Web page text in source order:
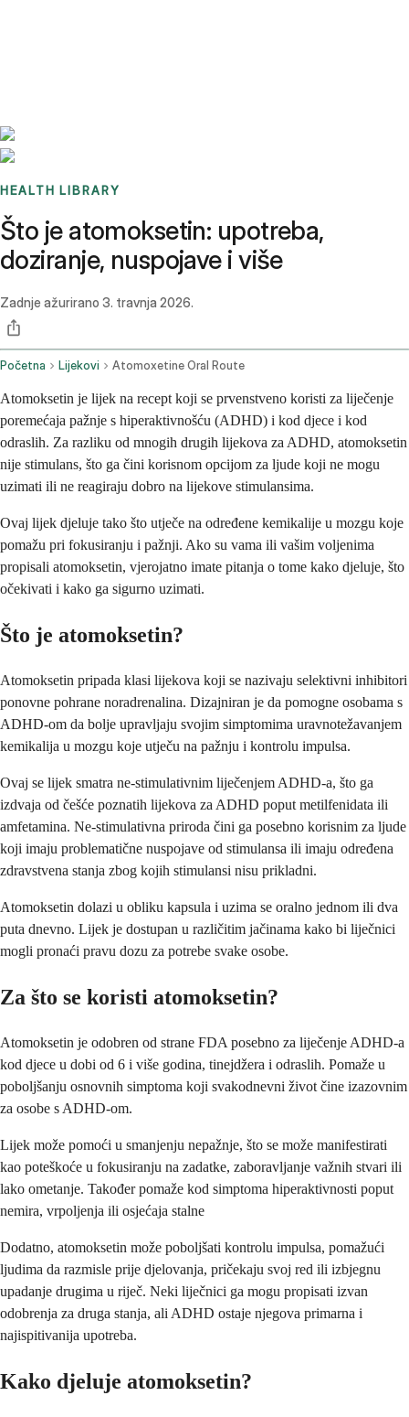
HEALTH LIBRARY
Što je atomoksetin: upotreba,
doziranje, nuspojave i više
Zadnje ažurirano 3. travnja 2026.
Početna Lijekovi Atomoxetine Oral Route
Atomoksetin je lijek na recept koji se prvenstveno koristi za liječenje
poremećaja pažnje s hiperaktivnošću (ADHD) i kod djece i kod
odraslih. Za razliku od mnogih drugih lijekova za ADHD, atomoksetin
nije stimulans, što ga čini korisnom opcijom za ljude koji ne mogu
uzimati ili ne reagiraju dobro na lijekove stimulansima.
Ovaj lijek djeluje tako što utječe na određene kemikalije u mozgu koje
pomažu pri fokusiranju i pažnji. Ako su vama ili vašim voljenima
propisali atomoksetin, vjerojatno imate pitanja o tome kako djeluje, što
očekivati i kako ga sigurno uzimati.
Što je atomoksetin?
Atomoksetin pripada klasi lijekova koji se nazivaju selektivni inhibitori
ponovne pohrane noradrenalina. Dizajniran je da pomogne osobama s
ADHD-om da bolje upravljaju svojim simptomima uravnotežavanjem
kemikalija u mozgu koje utječu na pažnju i kontrolu impulsa.
Ovaj se lijek smatra ne-stimulativnim liječenjem ADHD-a, što ga
izdvaja od češće poznatih lijekova za ADHD poput metilfenidata ili
amfetamina. Ne-stimulativna priroda čini ga posebno korisnim za ljude
koji imaju problematične nuspojave od stimulansa ili imaju određena
zdravstvena stanja zbog kojih stimulansi nisu prikladni.
Atomoksetin dolazi u obliku kapsula i uzima se oralno jednom ili dva
puta dnevno. Lijek je dostupan u različitim jačinama kako bi liječnici
mogli pronaći pravu dozu za potrebe svake osobe.
Za što se koristi atomoksetin?
Atomoksetin je odobren od strane FDA posebno za liječenje ADHD-a
kod djece u dobi od 6 i više godina, tinejdžera i odraslih. Pomaže u
poboljšanju osnovnih simptoma koji svakodnevni život čine izazovnim
za osobe s ADHD-om.
Lijek može pomoći u smanjenju nepažnje, što se može manifestirati
kao poteškoće u fokusiranju na zadatke, zaboravljanje važnih stvari ili
lako ometanje. Također pomaže kod simptoma hiperaktivnosti poput
nemira, vrpoljenja ili osjećaja stalne
Dodatno, atomoksetin može poboljšati kontrolu impulsa, pomažući
ljudima da razmisle prije djelovanja, pričekaju svoj red ili izbjegnu
upadanje drugima u riječ. Neki liječnici ga mogu propisati izvan
odobrenja za druga stanja, ali ADHD ostaje njegova primarna i
najispitivanija upotreba.
Kako djeluje atomoksetin?